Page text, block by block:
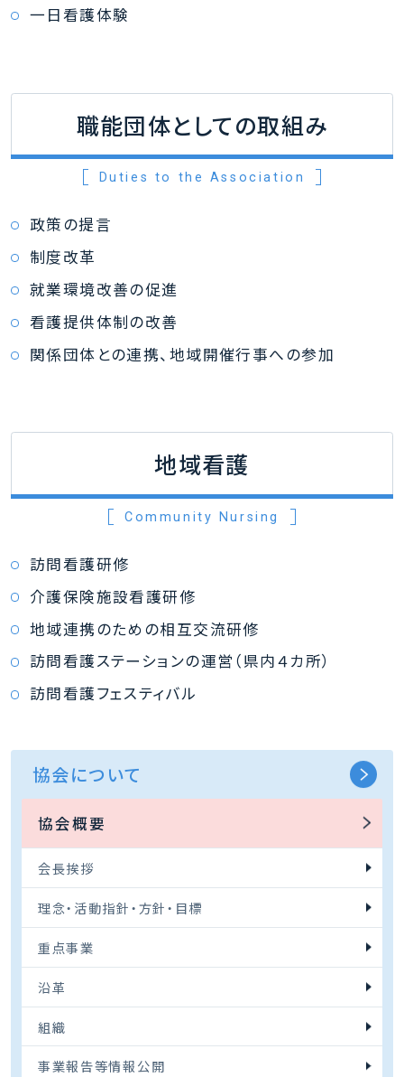
協会について
協会概要
会長挨拶
理念・活動指針・方針・目標
重点事業
沿革
組織
事業報告等情報公開
一日看護体験
職能団体としての取組み
Duties to the Association
政策の提言
制度改革
就業環境改善の促進
看護提供体制の改善
関係団体との連携、地域開催行事への参加
地域看護
Community Nursing
訪問看護研修
介護保険施設看護研修
地域連携のための相互交流研修
訪問看護ステーションの運営（県内４カ所）
訪問看護フェスティバル